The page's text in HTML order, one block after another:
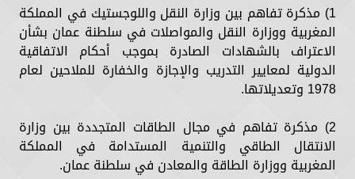
1) مذكرة تفاهم بين وزارة النقل واللوجستيك في المملكة
المغربية ووزارة النقل والمواصلات في سلطنة عمان بشأن
الاعتراف بالشهادات الصادرة بموجب أحكام الاتفاقية
الدولية لمعايير التدريب والإجازة والخفارة للملاحين لعام
1978 وتعديلاتها.
2) مذكرة تفاهم في مجال الطاقات المتجددة بين وزارة
الانتقال الطاقي والتنمية المستدامة في المملكة
المغربية ووزارة الطاقة والمعادن في سلطنة عمان.